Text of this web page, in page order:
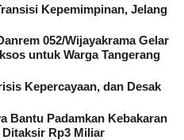
Kepemimpinan, Jelang
052/Wijayakrama Gelar
untuk Warga Tangerang
Kepercayaan, dan Desak
Bantu Padamkan Kebakaran
Rp3 Miliar